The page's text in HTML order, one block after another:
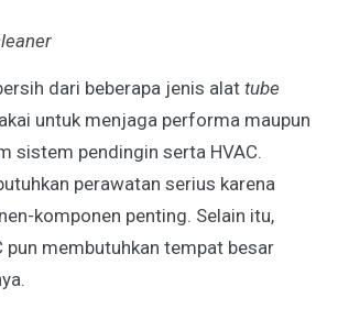
dari beberapa jenis alattube
untuk menjaga performa maupun
sistem pendingin serta HVAC.
perawatan serius karena
komponen penting. Selain itu,
pun membutuhkan tempat besar